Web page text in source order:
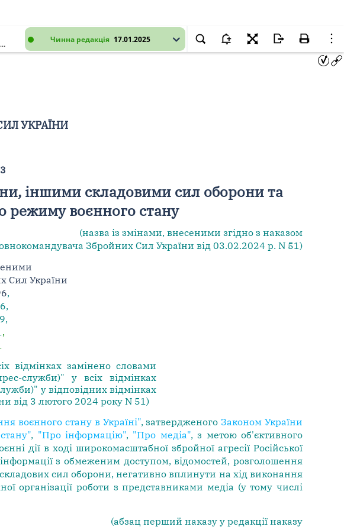
Чинна редакція 17.01.2025
Про організацію взаємодії між Збройними Силами України, іншими складовими сил оборони та представниками медіа на час дії правового режиму воєнного стану